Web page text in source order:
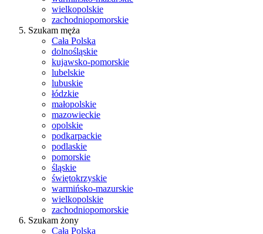
wielkopolskie
zachodniopomorskie
Szukam męża
Cała Polska
dolnośląskie
kujawsko-pomorskie
lubelskie
lubuskie
łódzkie
małopolskie
mazowieckie
opolskie
podkarpackie
podlaskie
pomorskie
śląskie
świętokrzyskie
warmińsko-mazurskie
wielkopolskie
zachodniopomorskie
Szukam żony
Cała Polska